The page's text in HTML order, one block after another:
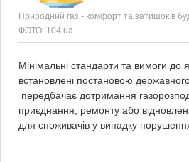
Природний газ - комфорт та затишок в
ФОТО: 104.ua
Мінімальні стандарти та вимоги до
встановлені постановою
передбачає дотримання
приєднання, ремонту або
для споживачів у випадку